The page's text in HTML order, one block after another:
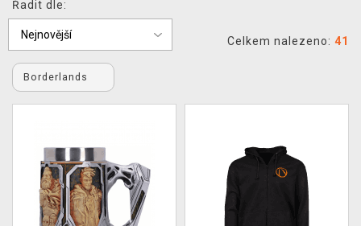
DOPRAVA
XZONE KLUB
TCG & BOARDGAME HUB
Řadit dle:
Celkem nalezeno: 41
Borderlands